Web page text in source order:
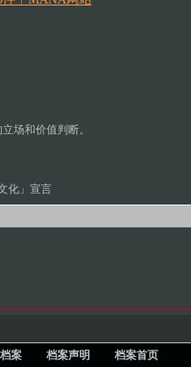
场和价值判断。
化」宣言
案 档案声明 档案首页